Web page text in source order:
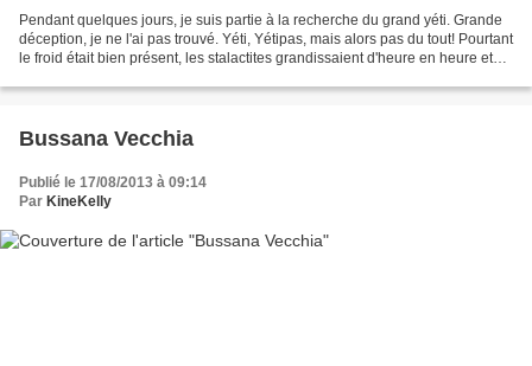
Pendant quelques jours, je suis partie à la recherche du grand yéti. Grande
déception, je ne l'ai pas trouvé. Yéti, Yétipas, mais alors pas du tout! Pourtant
le froid était bien présent, les stalactites grandissaient d'heure en heure et
Bussana Vecchia
Publié le 17/08/2013 à 09:14
Par KineKelly